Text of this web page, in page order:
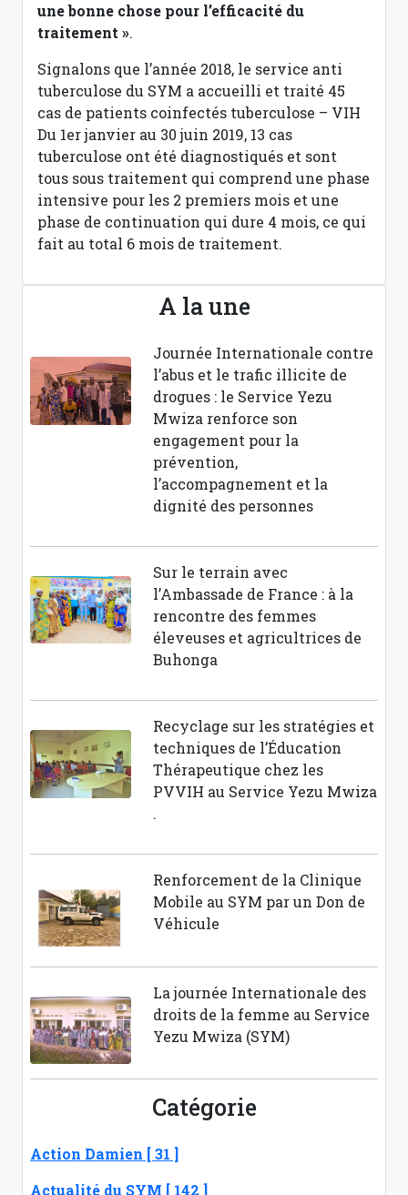
une bonne chose pour l’efficacité du
traitement ».
Signalons que l’année 2018, le service anti
tuberculose du SYM a accueilli et traité 45
cas de patients coinfectés tuberculose – VIH
Du 1er janvier au 30 juin 2019, 13 cas
tuberculose ont été diagnostiqués et sont
tous sous traitement qui comprend une phase
intensive pour les 2 premiers mois et une
phase de continuation qui dure 4 mois, ce qui
fait au total 6 mois de traitement.
A la une
Journée Internationale contre
l’abus et le trafic illicite de
drogues : le Service Yezu
Mwiza renforce son
engagement pour la
prévention,
l’accompagnement et la
dignité des personnes
Sur le terrain avec
l’Ambassade de France : à la
rencontre des femmes
éleveuses et agricultrices de
Buhonga
Recyclage sur les stratégies et
techniques de l’Éducation
Thérapeutique chez les
PVVIH au Service Yezu Mwiza
.
Renforcement de la Clinique
Mobile au SYM par un Don de
Véhicule
La journée Internationale des
droits de la femme au Service
Yezu Mwiza (SYM)
Catégorie
Action Damien [ 31 ]
Actualité du SYM [ 142 ]